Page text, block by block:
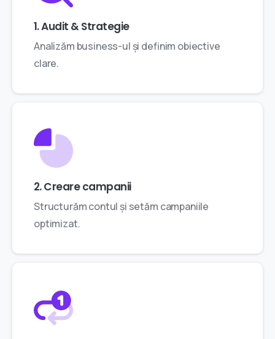
1. Audit & Strategie
Analizăm business-ul și definim obiective
clare.
2. Creare campanii
Structurăm contul și setăm campaniile
optimizat.